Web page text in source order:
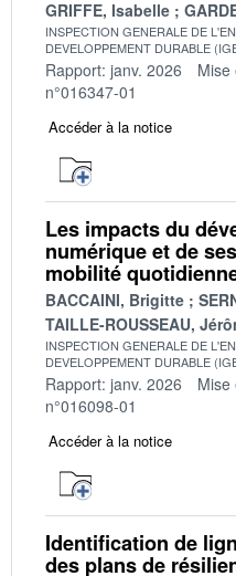
GRIFFE, Isabelle
INSPECTION GENERALE DE
DEVELOPPEMENT DURABLE
Rapport: janv. 2026 Mise
n°016347-01
Accéder à la notice
Les impacts du
numérique et de
mobilité
BACCAINI, Brigitte
TAILLE-ROUSSEAU,
INSPECTION GENERALE DE
DEVELOPPEMENT DURABLE
Rapport: janv. 2026 Mise
n°016098-01
Accéder à la notice
Identification de
des plans de